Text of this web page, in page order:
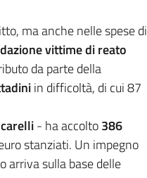
ma anche nelle spese di
vittime di reato
da parte della
in difficoltà, di cui 87
- ha accolto386
stanziati. Un impegno
arriva sulla base delle